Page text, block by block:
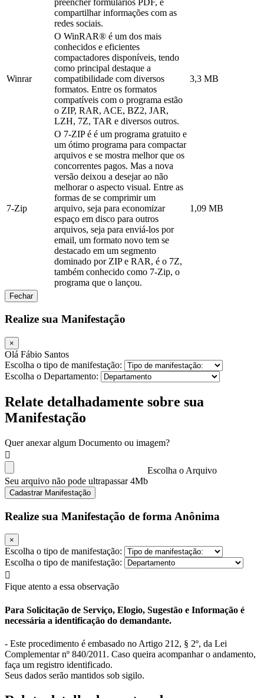
compartilhar informações com as
redes sociais.
Winrar
O WinRAR® é um dos mais
conhecidos e eficientes
compactadores disponíveis, tendo
como principal destaque a
compatibilidade com diversos
formatos. Entre os formatos
compatíveis com o programa estão
o ZIP, RAR, ACE, BZ2, JAR,
LZH, 7Z, TAR e diversos outros.
3,3 MB
7-Zip
O 7-ZIP é é um programa gratuito e
um ótimo programa para compactar
arquivos e se mostra melhor que os
concorrentes pagos. Mas a nova
versão deixou a desejar ao não
melhorar o aspecto visual. Entre as
formas de se comprimir um
arquivo, seja para economizar
espaço em disco para outros
arquivos, seja para enviá-los por
email, um formato novo tem se
destacado em um segmento
dominado por ZIP e RAR, é o 7Z,
também conhecido como 7-Zip, o
programa que o lançou.
1,09 MB
Fechar
Realize sua Manifestação
×
Olá Fábio Santos
Escolha o tipo de manifestação:
Escolha o Departamento:
Relate detalhadamente sobre sua
Manifestação
Quer anexar algum Documento ou imagem?
Escolha o Arquivo
Seu arquivo não pode ultrapassar 4Mb
Cadastrar Manifestação
Realize sua Manifestação de forma Anônima
×
Escolha o tipo de manifestação:
Escolha o tipo de manifestação:
Fique atento a essa observação
Para Solicitação de Serviço, Elogio, Sugestão e Informação é
necessária a identificação do demandante.
- Este procedimento é embasado no Artigo 212, § 2º, da Lei
Complementar nº 840/2011. Caso queira acompanhar o andamento,
faça um registro identificado.
Seus dados serão mantidos sob sigilo.